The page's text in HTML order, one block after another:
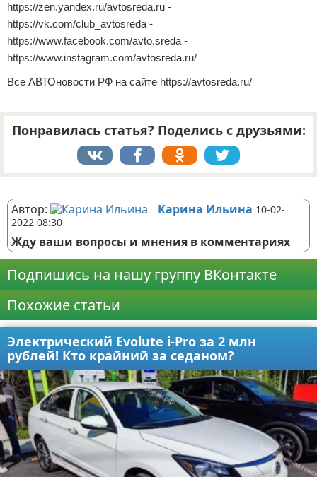
https://zen.yandex.ru/avtosreda.ru -
https://vk.com/club_avtosreda -
https://www.facebook.com/avto.sreda -
https://www.instagram.com/avtosreda.ru/
Все АВТОновости РФ на сайте https://avtosreda.ru/
Понравилась статья? Поделись с друзьями:
Автор: Карина Ильина 10-02-
2022 08:30
Жду ваши вопросы и мнения в комментариях
Подпишись на нашу группу ВКонтакте
Похожие статьи
Электрический Evolute i-Pro за 2 млн
рублей! Кто крайний за седаном?